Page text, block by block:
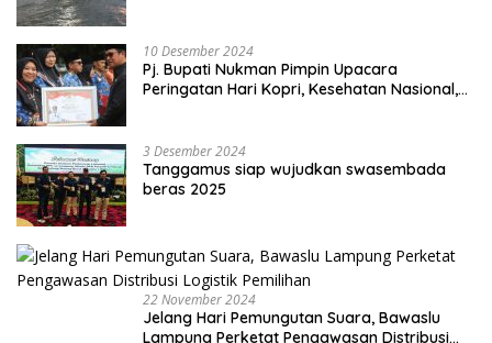
10 Desember 2024
Pj. Bupati Nukman Pimpin Upacara
Peringatan Hari Kopri, Kesehatan Nasional,
3 Desember 2024
Tanggamus siap wujudkan swasembada
beras 2025
22 November 2024
Jelang Hari Pemungutan Suara, Bawaslu
Lampung Perketat Pengawasan Distribusi